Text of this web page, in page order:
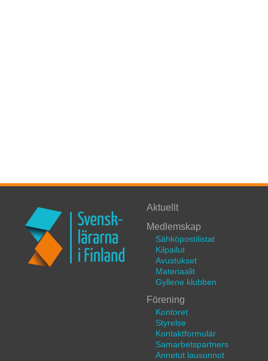
Aktuellt
Medlemskap
Sähköpostilistat
Kilpailut
Avustukset
Materiaalit
Gyllene klubben
Förening
Kontoret
Styrelse
Kontaktformulär
Samarbetspartners
Annetut lausunnot